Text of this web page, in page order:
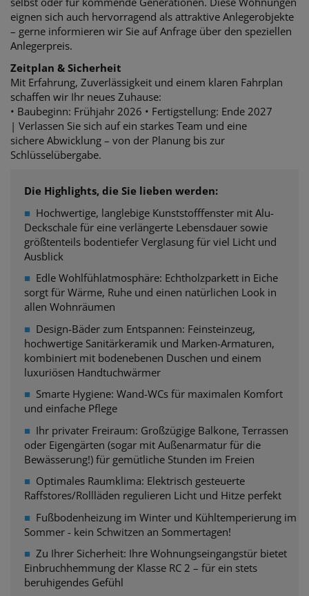
eignen sich auch hervorragend als attraktive Anlegerobjekte
– gerne informieren wir Sie auf Anfrage über den speziellen
Anlegerpreis.
Zeitplan & Sicherheit
Mit Erfahrung, Zuverlässigkeit und einem klaren Fahrplan
schaffen wir Ihr neues Zuhause:
• Baubeginn: Frühjahr 2026 • Fertigstellung: Ende 2027
| Verlassen Sie sich auf ein starkes Team und eine
sichere Abwicklung – von der Planung bis zur
Schlüsselübergabe.
Die Highlights, die Sie lieben werden:
■ Hochwertige, langlebige Kunststofffenster mit Alu-
Deckschale für eine verlängerte Lebensdauer sowie
größtenteils bodentiefer Verglasung für viel Licht und
Ausblick
■ Edle Wohlfühlatmosphäre: Echtholzparkett in Eiche
sorgt für Wärme, Ruhe und einen natürlichen Look in
allen Wohnräumen
■ Design-Bäder zum Entspannen: Feinsteinzeug,
hochwertige Sanitärkeramik und Marken-Armaturen,
kombiniert mit bodenebenen Duschen und einem
luxuriösen Handtuchwärmer
■ Smarte Hygiene: Wand-WCs für maximalen Komfort
und einfache Pflege
■ Ihr privater Freiraum: Großzügige Balkone, Terrassen
oder Eigengärten (sogar mit Außenarmatur für die
Bewässerung!) für gemütliche Stunden im Freien
■ Optimales Raumklima: Elektrisch gesteuerte
Raffstores/Rollläden regulieren Licht und Hitze perfekt
■ Fußbodenheizung im Winter und Kühltemperierung im
Sommer - kein Schwitzen an Sommertagen!
■ Zu Ihrer Sicherheit: Ihre Wohnungseingangstür bietet
Einbruchhemmung der Klasse RC 2 – für ein stets
beruhigendes Gefühl